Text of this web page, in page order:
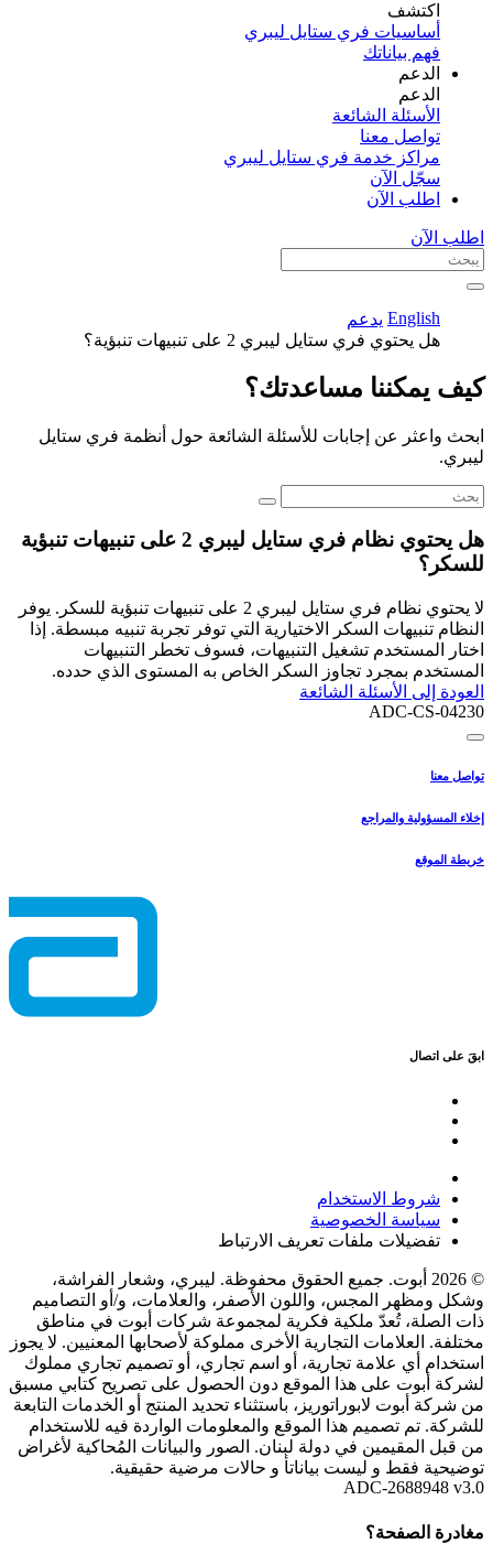
اكتشف​
أساسيات فري ستايل ليبري
فهم بياناتك
الدعم
الدعم
الأسئلة الشائعة
تواصل معنا
مراكز خدمة فري ستايل ليبري
سجّل الآن​
اطلب الآن
اطلب الآن
English يدعم
هل يحتوي فري ستايل ليبري 2 على تنبيهات تنبؤية؟
كيف يمكننا مساعدتك؟
ابحث واعثر عن إجابات للأسئلة الشائعة حول أنظمة فري ستايل
ليبري.
هل يحتوي نظام فري ستايل ليبري 2 على تنبيهات تنبؤية
للسكر؟
لا يحتوي نظام فري ستايل ليبري 2 على تنبيهات تنبؤية للسكر. يوفر
النظام تنبيهات السكر الاختيارية التي توفر تجربة تنبيه مبسطة. إذا
اختار المستخدم تشغيل التنبيهات، فسوف تخطر التنبيهات
المستخدم بمجرد تجاوز السكر الخاص به المستوى الذي حدده.
العودة إلى الأسئلة الشائعة
ADC-CS-04230
تواصل معنا
إخلاء المسؤولية والمراجع
خريطة الموقع
ابقَ على اتصال
شروط الاستخدام
سياسة الخصوصية
تفضيلات ملفات تعريف الارتباط
© 2026 أبوت. جميع الحقوق محفوظة. ليبري، وشعار الفراشة،
وشكل ومظهر المجس، واللون الأصفر، والعلامات، و/أو التصاميم
ذات الصلة، تُعدّ ملكية فكرية لمجموعة شركات أبوت في مناطق
مختلفة. العلامات التجارية الأخرى مملوكة لأصحابها المعنيين. لا يجوز
استخدام أي علامة تجارية، أو اسم تجاري، أو تصميم تجاري مملوك
لشركة أبوت على هذا الموقع دون الحصول على تصريح كتابي مسبق
من شركة أبوت لابوراتوريز، باستثناء تحديد المنتج أو الخدمات التابعة
للشركة. تم تصميم هذا الموقع والمعلومات الواردة فيه للاستخدام
من قبل المقيمين في دولة لبنان. الصور والبيانات المُحاكية لأغراض
توضيحية فقط و ليست بياناتأ و حالات مرضية حقيقية.
ADC-2688948 v3.0
مغادرة الصفحة؟